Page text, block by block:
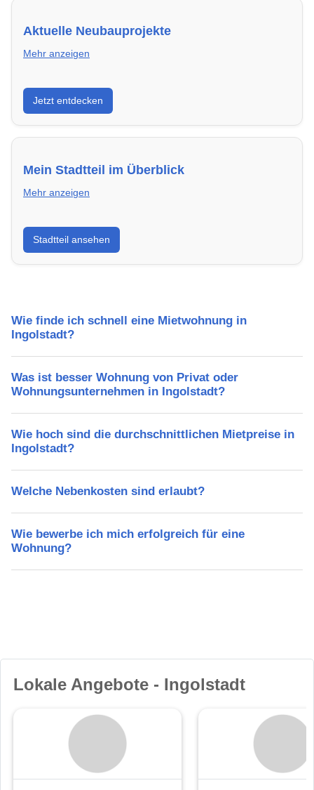
Aktuelle Neubauprojekte
Mehr anzeigen
Entdecke Neubauprojekte in Ingolstadt – modern,
energieeffizient und sofort bezugsfertig.
Jetzt entdecken
Mein Stadtteil im Überblick
Mehr anzeigen
Erfahre mehr über deinen Stadtteil in Ingolstadt:
Lebensqualität, Verkehrsanbindung, Schulen,
Freizeitmöglichkeiten und Mietpreise.
Stadtteil ansehen
Wie finde ich schnell eine Mietwohnung in
Ingolstadt?
Was ist besser Wohnung von Privat oder
Wohnungsunternehmen in Ingolstadt?
Wie hoch sind die durchschnittlichen Mietpreise in
Ingolstadt?
Welche Nebenkosten sind erlaubt?
Wie bewerbe ich mich erfolgreich für eine
Wohnung?
Lokale Angebote - Ingolstadt